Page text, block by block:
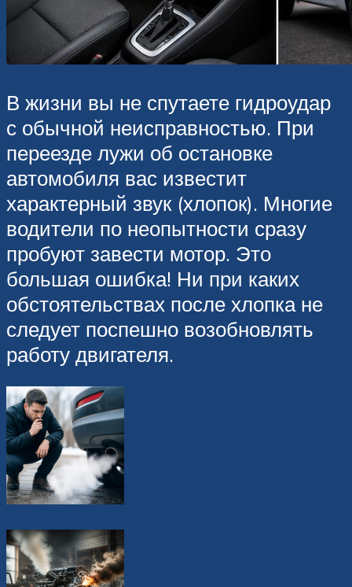
В жизни вы не спутаете гидроудар
с обычной неисправностью. При
переезде лужи об остановке
автомобиля вас известит
характерный звук (хлопок). Многие
водители по неопытности сразу
пробуют завести мотор. Это
большая ошибка! Ни при каких
обстоятельствах после хлопка не
следует поспешно возобновлять
работу двигателя.